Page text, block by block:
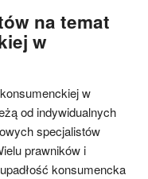
na temat
w
w
od indywidualnych
specjalistów
prawników i
konsumencka